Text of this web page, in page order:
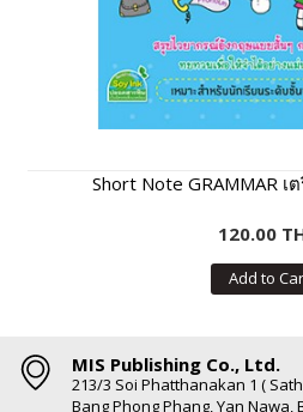
Short Note GRAMMAR
120.00
Add to
MIS Publishing Co., Ltd.
213/3 Soi Phatthanakan 1 (
Bang Phong Phang, Yan Nawa,